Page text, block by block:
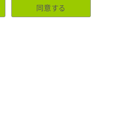
家電・デジタル機器
同意する